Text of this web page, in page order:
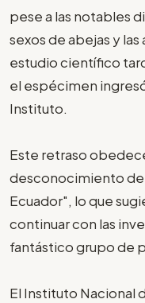
pese a las notables
sexos de abejas y
estudio científico
el espécimen
Instituto.
Este retraso
desconocimiento de
Ecuador", lo que
continuar con las
fantástico grupo de
El Instituto Nacional